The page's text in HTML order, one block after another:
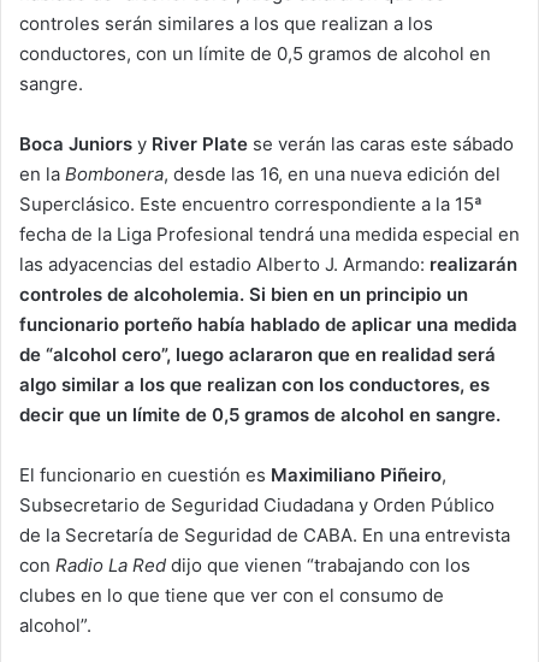
controles serán similares a los que realizan a los
conductores, con un límite de 0,5 gramos de alcohol en
sangre.
Boca Juniors y River Plate se verán las caras este sábado
en la Bombonera, desde las 16, en una nueva edición del
Superclásico. Este encuentro correspondiente a la 15ª
fecha de la Liga Profesional tendrá una medida especial en
las adyacencias del estadio Alberto J. Armando: realizarán
controles de alcoholemia. Si bien en un principio un
funcionario porteño había hablado de aplicar una medida
de “alcohol cero”, luego aclararon que en realidad será
algo similar a los que realizan con los conductores, es
decir que un límite de 0,5 gramos de alcohol en sangre.
El funcionario en cuestión es Maximiliano Piñeiro,
Subsecretario de Seguridad Ciudadana y Orden Público
de la Secretaría de Seguridad de CABA. En una entrevista
con Radio La Red dijo que vienen “trabajando con los
clubes en lo que tiene que ver con el consumo de
alcohol”.